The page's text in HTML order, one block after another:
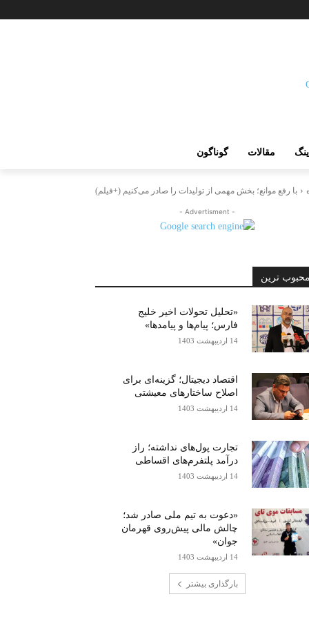
مقالات گوناگون
با رفع موانع؛ بخش مهمی از تولیدات را صادر می‌کنیم (+فیلم)
- Advertisment -
محبوب ترین
«تحلیل تحولات اخیر خلیج
فارس؛ پیام‌ها و پیامدها»
14 اردیبهشت 1403
اقتصاد دیجیتال؛ گزینه‌ای برای
اصلاح ساختارهای معیشتی
14 اردیبهشت 1403
تجارت پول‌های نداشته؛ راز
درآمد پلتفرم‌های اقساطی
14 اردیبهشت 1403
«دعوت به تیم ملی صادر شد؛
چالش مالی پیش‌روی قهرمان
جوان»
14 اردیبهشت 1403
بارگذاری بیشتر